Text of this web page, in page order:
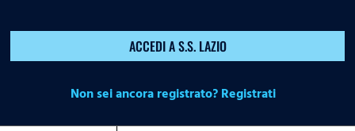
ACCEDI A S.S. LAZIO
Non sei ancora registrato? Registrati